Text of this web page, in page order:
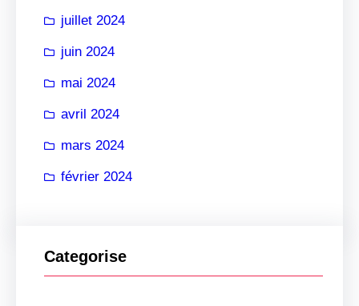
juillet 2024
juin 2024
mai 2024
avril 2024
mars 2024
février 2024
Categorise